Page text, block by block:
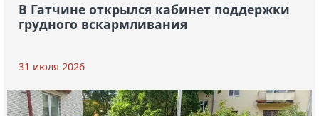
В Гатчине открылся кабинет поддержки
грудного вскармливания
31 июля 2026